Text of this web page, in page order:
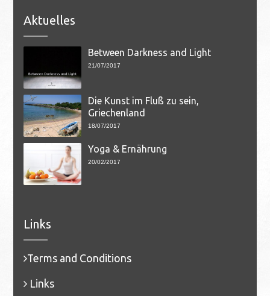
Aktuelles
Between Darkness and Light
21/07/2017
Die Kunst im Fluß zu sein,
Griechenland
18/07/2017
Yoga & Ernährung
20/02/2017
Links
Terms and Conditions
Links